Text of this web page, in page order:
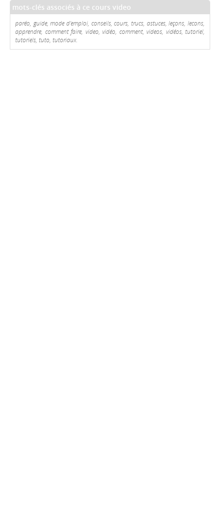
mots-clés associés à ce cours video
paréo, guide, mode d'emploi, conseils, cours, trucs, astuces, leçons, lecons,
apprendre, comment faire, video, vidéo, comment, videos, vidéos, tutoriel,
tutoriels, tuto, tutoriaux.